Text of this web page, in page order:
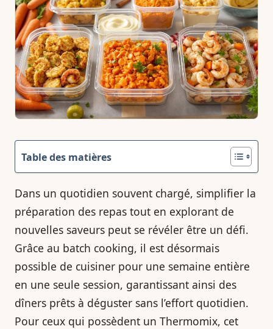
Table des matières
Dans un quotidien souvent chargé, simplifier la
préparation des repas tout en explorant de
nouvelles saveurs peut se révéler être un défi.
Grâce au batch cooking, il est désormais
possible de cuisiner pour une semaine entière
en une seule session, garantissant ainsi des
dîners prêts à déguster sans l’effort quotidien.
Pour ceux qui possèdent un Thermomix, cet